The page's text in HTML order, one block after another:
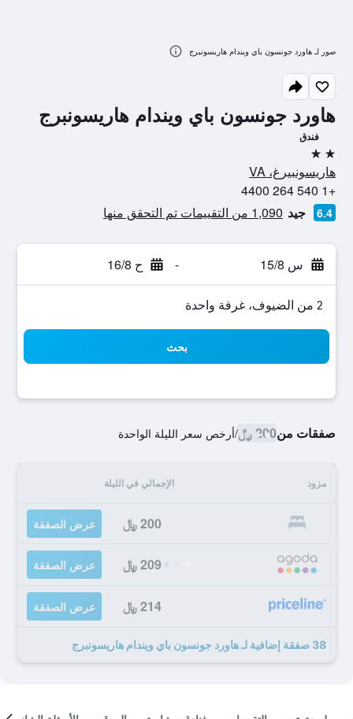
هاورد جونسون باي ويندام هاريسونبرج
فندق
2 نجمتين
هاريسونبيرغ، VA
+1 540 264 4400
6.4 جيد 1,090 من التقييمات تم التحقق منها
س 15/8 - ح 16/8
2 من الضيوف، غرفة واحدة
بحث
صفقات من200 ﷼ /أرخص سعر الليلة الواحدة
مزود الإجمالي في الليلة
200 ﷼ عرض الصفقة
209 ﷼ عرض الصفقة
214 ﷼ عرض الصفقة
38 صفقة إضافية لـ هاورد جونسون باي ويندام هاريسونبرج
صور لـ هاورد جونسون باي ويندام هاريسونبرج